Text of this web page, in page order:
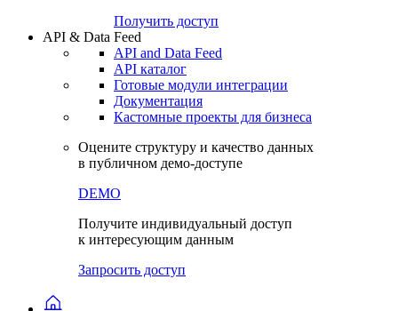
Попробуйте7-дневный
Откройте глобальную базу данных
Получить доступ
API & Data Feed
API and Data Feed
Готовые модули интеграции
Документация
в публичном демо-доступе